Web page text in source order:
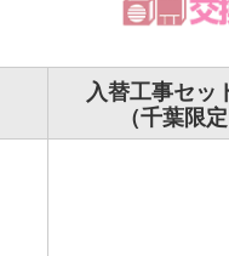
入替工事セッ
（千葉限定